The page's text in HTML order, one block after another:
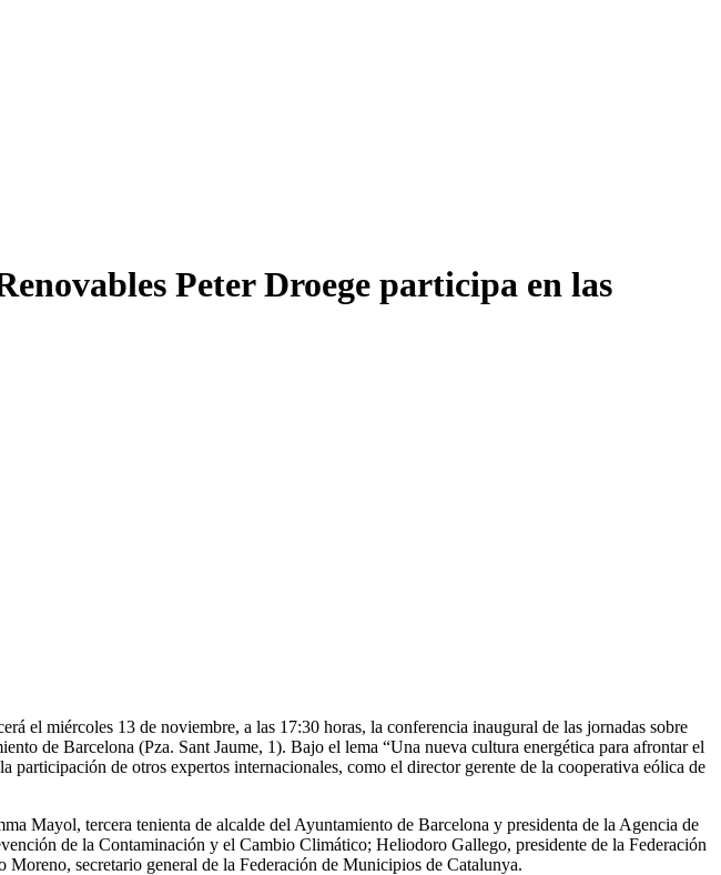
Peter Droege participa en las
el miércoles 13 de noviembre, a las 17:30 horas, la conferencia inaugural de las jornadas sobre
de Barcelona (Pza. Sant Jaume, 1). Bajo el lema “Una nueva cultura energética para afrontar el
de otros expertos internacionales, como el director gerente de la cooperativa eólica de
Mayol, tercera tenienta de alcalde del Ayuntamiento de Barcelona y presidenta de la Agencia de
de la Contaminación y el Cambio Climático; Heliodoro Gallego, presidente de la Federación
secretario general de la Federación de Municipios de Catalunya.